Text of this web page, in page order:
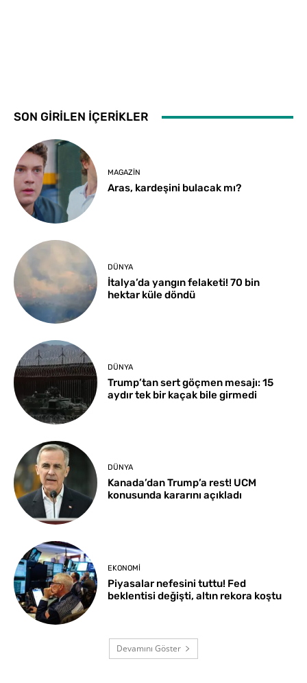
SON GİRİLEN İÇERİKLER
MAGAZIN
Aras, kardeşini bulacak mı?
DÜNYA
İtalya’da yangın felaketi! 70 bin
hektar küle döndü
DÜNYA
Trump’tan sert göçmen mesajı: 15
aydır tek bir kaçak bile girmedi
DÜNYA
Kanada’dan Trump’a rest! UCM
konusunda kararını açıkladı
EKONOMI
Piyasalar nefesini tuttu! Fed
beklentisi değişti, altın rekora koştu
Devamını Göster